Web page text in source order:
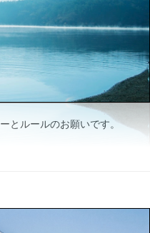
とルールのお願いです。